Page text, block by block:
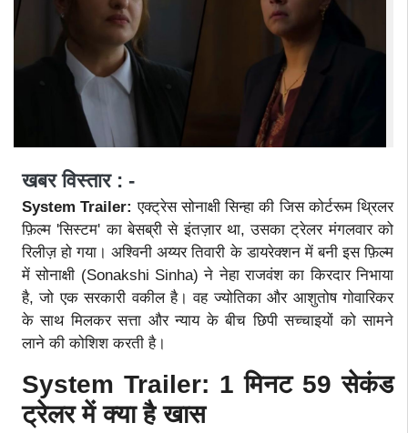
खबर विस्तार : -
System Trailer: एक्ट्रेस सोनाक्षी सिन्हा की जिस कोर्टरूम थ्रिलर
फ़िल्म 'सिस्टम' का बेसब्री से इंतज़ार था, उसका ट्रेलर मंगलवार को
रिलीज़ हो गया। अश्विनी अय्यर तिवारी के डायरेक्शन में बनी इस फ़िल्म
में सोनाक्षी (Sonakshi Sinha) ने नेहा राजवंश का किरदार निभाया
है, जो एक सरकारी वकील है। वह ज्योतिका और आशुतोष गोवारिकर
के साथ मिलकर सत्ता और न्याय के बीच छिपी सच्चाइयों को सामने
लाने की कोशिश करती है।
System Trailer: 1 मिनट 59 सेकंड
ट्रेलर में क्या है खास